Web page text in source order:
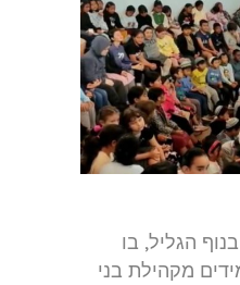
הגליל, בו
כ-100 תלמידים מקהילת בני